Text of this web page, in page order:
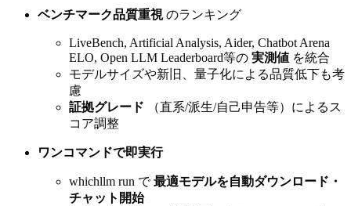
ベンチマーク品質重視のランキング
LiveBench, Artificial Analysis, Aider, Chatbot Arena
ELO, Open LLM Leaderboard等の 実測値 を統合
モデルサイズや新旧、量子化による品質低下も考
慮
証拠グレード （直系/派生/自己申告等）によるス
コア調整
ワンコマンドで即実行
whichllm run で最適モデルを自動ダウンロード・
チャット開始